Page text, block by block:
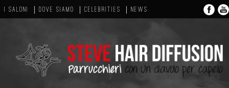
I SALONI DOVE SIAMO CELEBRITIES NEWS